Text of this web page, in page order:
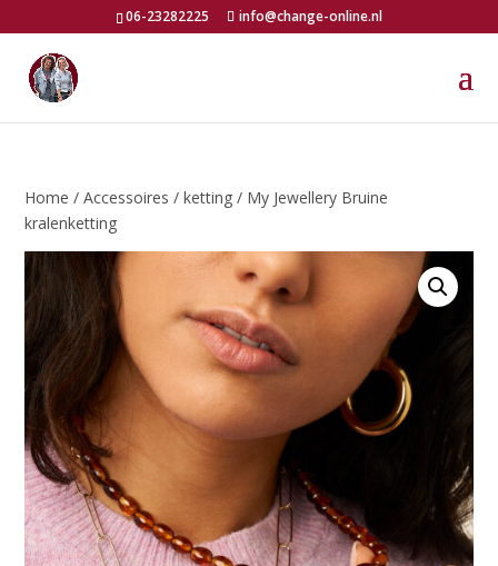
06-23282225 info@change-online.nl
Home /Accessoires /ketting / My Jewellery Bruine
kralenketting